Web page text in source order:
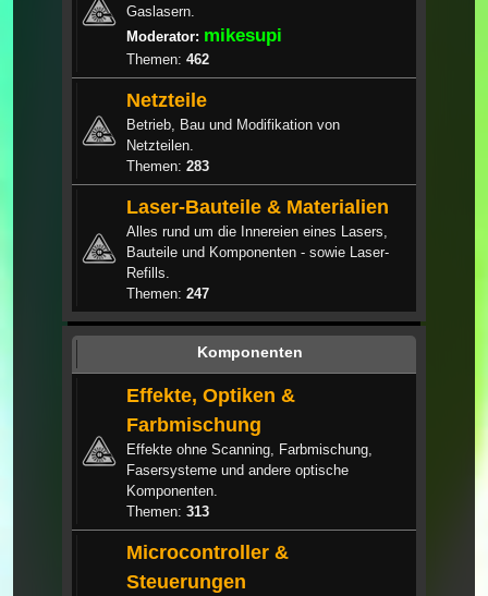
Gaslasern.
Moderator: mikesupi
Themen: 462
Netzteile
Betrieb, Bau und Modifikation von
Netzteilen.
Themen: 283
Laser-Bauteile & Materialien
Alles rund um die Innereien eines Lasers,
Bauteile und Komponenten - sowie Laser-
Refills.
Themen: 247
Komponenten
Effekte, Optiken &
Farbmischung
Effekte ohne Scanning, Farbmischung,
Fasersysteme und andere optische
Komponenten.
Themen: 313
Microcontroller &
Steuerungen